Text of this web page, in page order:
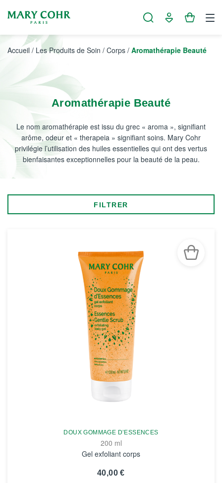
Accueil / Les Produits de Soin / Corps / Aromathérapie Beauté
Aromathérapie Beauté
Le nom aromathérapie est issu du grec « aroma », signifiant
arôme, odeur et « therapeia » signifiant soins. Mary Cohr
privilégie l’utilisation des huiles essentielles qui ont des vertus
bienfaisantes exceptionnelles pour la beauté de la peau.
FILTRER
DOUX GOMMAGE D’ESSENCES
200 ml
Gel exfoliant corps
40,00 €